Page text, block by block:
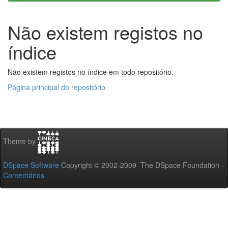
Não existem registos no
índice
Não existem registos no índice em todo repositório.
Página principal do repositório
Theme by
DSpace Software Copyright © 2002-2009 The DSpace Foundation -
Comentários